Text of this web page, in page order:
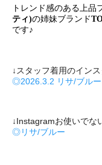
トレンド感のある上品
ティ)の姉妹ブランド
です♪
↓スタッフ着用のイン
◎2026.3.2 リサ/ブルー
↓Instagramお使いでな
◎リサ/ブルー